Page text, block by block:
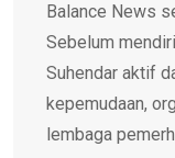
Balance News
Sebelum
Suhendar aktif
kepemudaan,
lembaga